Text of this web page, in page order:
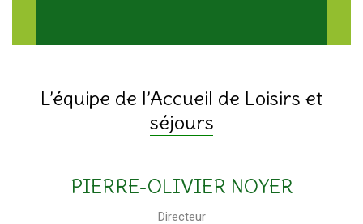
L’équipe de l’Accueil de Loisirs et
séjours
PIERRE-OLIVIER NOYER
Directeur